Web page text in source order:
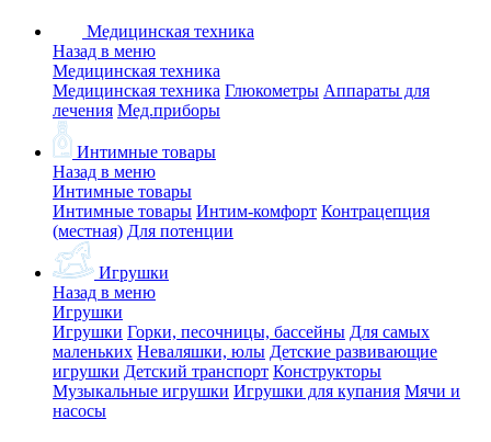
Медицинская техника
Назад в меню
Медицинская техника
Медицинская техника Глюкометры Аппараты для
лечения Мед.приборы
Интимные товары
Назад в меню
Интимные товары
Интимные товары Интим-комфорт Контрацепция
(местная) Для потенции
Игрушки
Назад в меню
Игрушки
Игрушки Горки, песочницы, бассейны Для самых
маленьких Неваляшки, юлы Детские развивающие
игрушки Детский транспорт Конструкторы
Музыкальные игрушки Игрушки для купания Мячи и
насосы